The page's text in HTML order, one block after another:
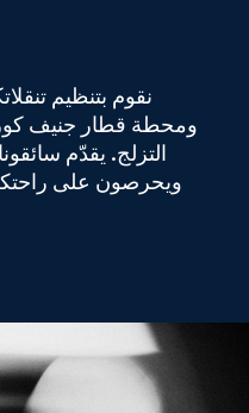
نقوم بتنظيم
ومحطة قطار جنيف
التزلج. يقدّم
ويحرصون على